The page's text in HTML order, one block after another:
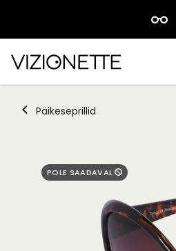
Päikeseprillid
POLE SAADAVAL